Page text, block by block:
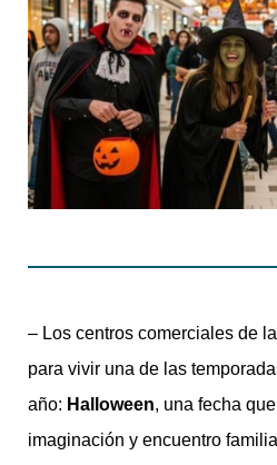
– Los centros comerciales de
para vivir una de las
año: Halloween, una fecha
imaginación y encuentro